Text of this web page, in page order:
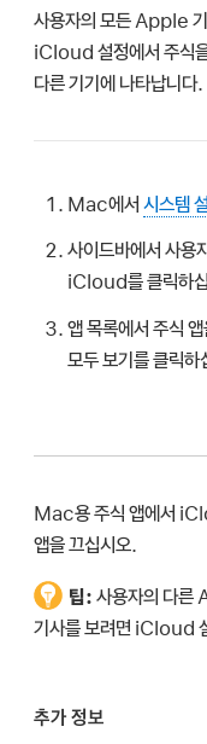
사용자의 모든 Apple
iCloud 설정에서 주식
다른 기기에 나타납니다.
Mac에서시스템
사이드바에서 사용
iCloud를 클릭하
앱 목록에서 주식
모두 보기를 클릭하
Mac용 주식 앱에서
앱을 끄십시오.
팁: 사용자의 다른
기사를 보려면 iCloud
추가 정보